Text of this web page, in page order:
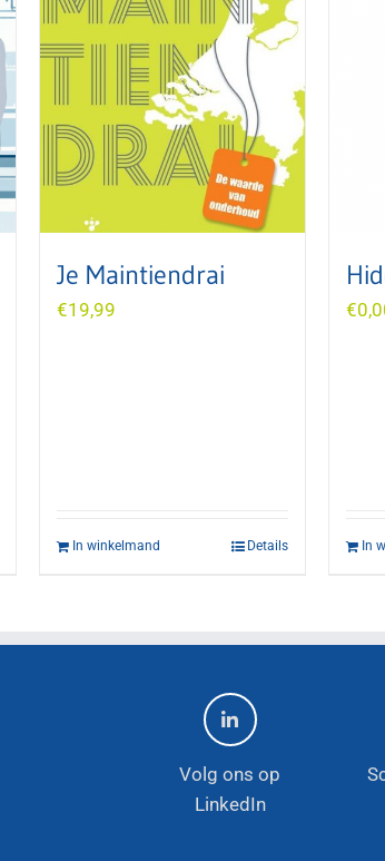
Je Maintiendrai
€19,99
In winkelmand Details
€
In
Volg ons op
LinkedIn